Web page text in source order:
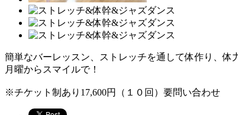
簡単なバーレッスン、ストレッチを通して体作り、体
月曜からスマイルで！
※チケット制あり17,600円（１０回）要問い合わせ